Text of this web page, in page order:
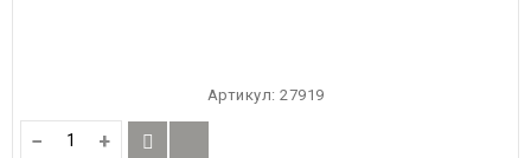
Артикул: 27919
− +